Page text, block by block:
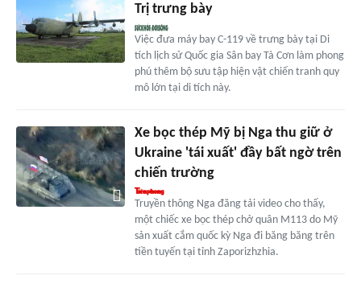
Trị trưng bày
Việc đưa máy bay C-119 về trưng bày tại Di
tích lịch sử Quốc gia Sân bay Tà Cơn làm phong
phú thêm bộ sưu tập hiện vật chiến tranh quy
mô lớn tại di tích này.
Xe bọc thép Mỹ bị Nga thu giữ ở
Ukraine 'tái xuất' đầy bất ngờ trên
chiến trường
Truyền thông Nga đăng tải video cho thấy,
một chiếc xe bọc thép chở quân M113 do Mỹ
sản xuất cắm quốc kỳ Nga đi băng băng trên
tiền tuyến tại tỉnh Zaporizhzhia.